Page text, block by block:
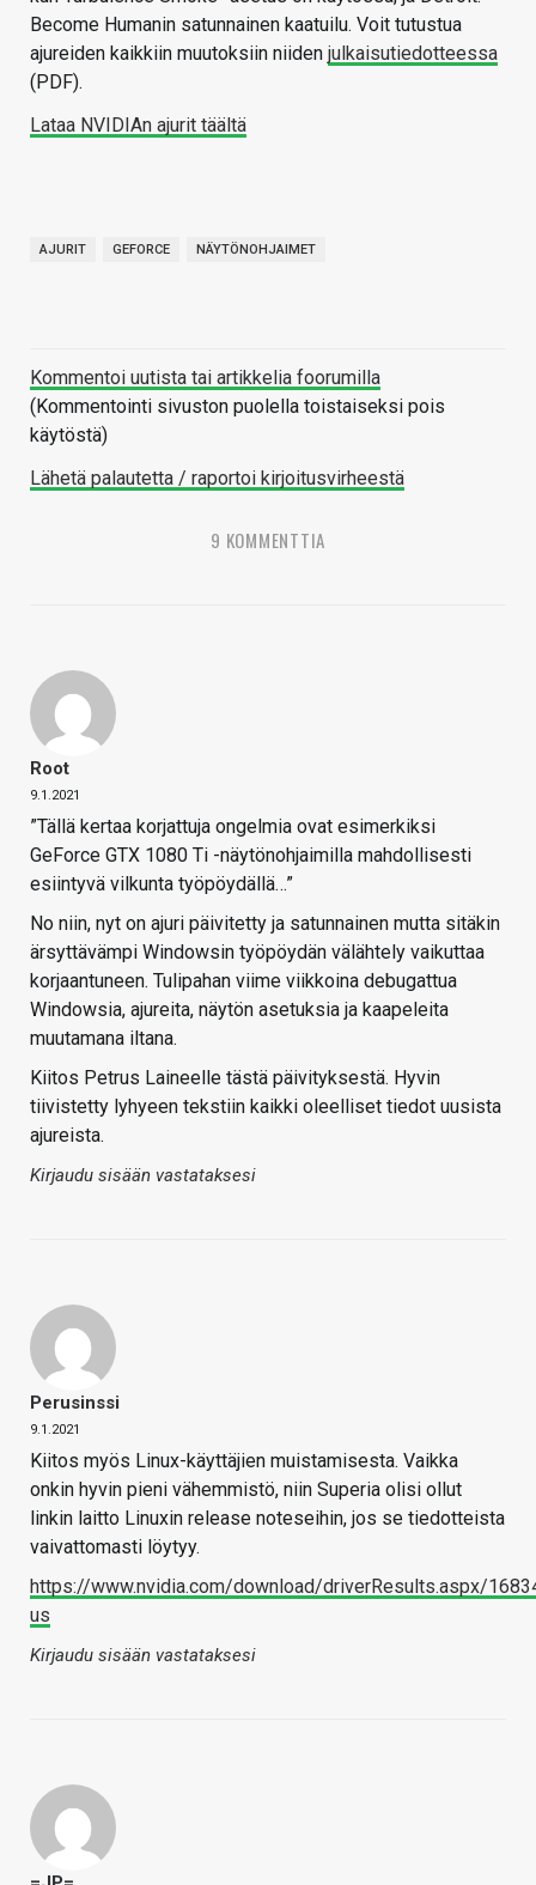
Become Humanin satunnainen kaatuilu. Voit tutustua
ajureiden kaikkiin muutoksiin niiden julkaisutiedotteessa
(PDF).
Lataa NVIDIAn ajurit täältä
AJURIT GEFORCE NÄYTÖNOHJAIMET
Kommentoi uutista tai artikkelia foorumilla
(Kommentointi sivuston puolella toistaiseksi pois
käytöstä)
Lähetä palautetta / raportoi kirjoitusvirheestä
9 KOMMENTTIA
Root
9.1.2021
”Tällä kertaa korjattuja ongelmia ovat esimerkiksi
GeForce GTX 1080 Ti -näytönohjaimilla mahdollisesti
esiintyvä vilkunta työpöydällä…”
No niin, nyt on ajuri päivitetty ja satunnainen mutta sitäkin
ärsyttävämpi Windowsin työpöydän välähtely vaikuttaa
korjaantuneen. Tulipahan viime viikkoina debugattua
Windowsia, ajureita, näytön asetuksia ja kaapeleita
muutamana iltana.
Kiitos Petrus Laineelle tästä päivityksestä. Hyvin
tiivistetty lyhyeen tekstiin kaikki oleelliset tiedot uusista
ajureista.
Kirjaudu sisään vastataksesi
Perusinssi
9.1.2021
Kiitos myös Linux-käyttäjien muistamisesta. Vaikka
onkin hyvin pieni vähemmistö, niin Superia olisi ollut
linkin laitto Linuxin release noteseihin, jos se tiedotteista
vaivattomasti löytyy.
https://www.nvidia.com/download/driverResults.aspx/
us
Kirjaudu sisään vastataksesi